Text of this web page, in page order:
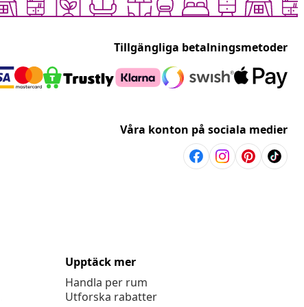
Tillgängliga betalningsmetoder
Våra konton på sociala medier
Upptäck mer
Handla per rum
Utforska rabatter